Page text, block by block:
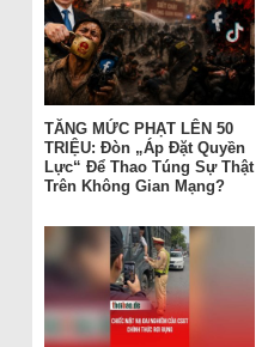
TĂNG MỨC PHẠT LÊN 50
TRIỆU: Đòn „Áp Đặt Quyền
Lực“ Để Thao Túng Sự Thật
Trên Không Gian Mạng?